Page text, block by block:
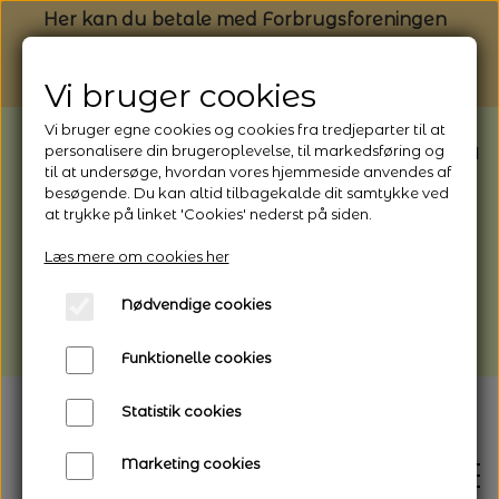
Her kan du betale med Forbrugsforeningen
BEMÆRK: Butikken har ferielukket* fra
1/8 - 9/8 - 2026
*Webshoppen er åben og sender hele
afhentning
Vi gør opmærksom på, at der kan være lidt
længere leveringstid
Vi bruger cookies
Vi bruger egne cookies og cookies fra tredjeparter til at
personalisere din brugeroplevelse, til markedsføring og
til at undersøge, hvordan vores hjemmeside anvendes af
besøgende. Du kan altid tilbagekalde dit samtykke ved
at trykke på linket 'Cookies' nederst på siden.
Læs mere om cookies her
Nødvendige cookies
Funktionelle cookies
Statistik cookies
Marketing cookies